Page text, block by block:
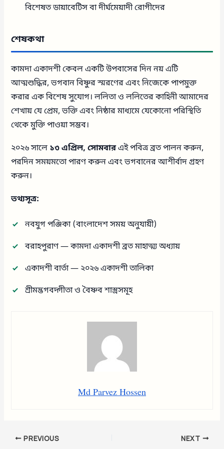
বিশেষত ডায়াবেটিস বা দীর্ঘমেয়াদী রোগীদের
শেষকথা
কামদা একাদশী কেবল একটি উপবাসের দিন নয় এটি
আত্মশুদ্ধির, ভগবান বিষ্ণুর স্মরণের এবং নিজেকে পাপমুক্ত
করার এক বিশেষ সুযোগ। ললিতা ও ললিতের কাহিনী আমাদের
শেখায় যে প্রেম, ভক্তি এবং নিষ্ঠার মাধ্যমে যেকোনো পরিস্থিতি
থেকে মুক্তি পাওয়া সম্ভব।
২০২৬ সালে ১৩ এপ্রিল, সোমবারএই পবিত্র ব্রত পালন করুন,
পরদিন সময়মতো পারণ করুন এবং ভগবানের আশীর্বাদ গ্রহণ
করুন।
তথ্যসূত্র:
নবযুগ পঞ্জিকা (বাংলাদেশ সময় অনুযায়ী)
বরাহপুরাণ — কামদা একাদশী ব্রত মাহাত্ম্য অধ্যায়
একাদশী বার্তা — ২০২৬ একাদশী তালিকা
শ্রীমদ্ভগবদ্গীতা ও বৈষ্ণব শাস্ত্রসমূহ
Md Parvez Hossen
PREVIOUS NEXT